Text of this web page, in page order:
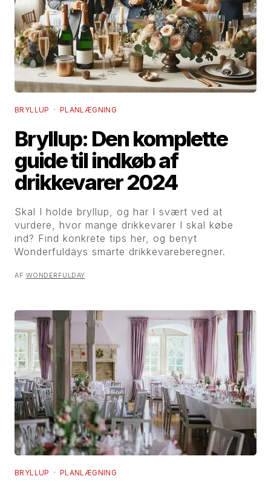
BRYLLUP · PLANLÆGNING
Bryllup: Den komplette
guide til indkøb af
drikkevarer 2024
Skal I holde bryllup, og har I svært ved at
vurdere, hvor mange drikkevarer I skal købe
ind? Find konkrete tips her, og benyt
Wonderfuldays smarte drikkevareberegner.
AF WONDERFULDAY
BRYLLUP · PLANLÆGNING